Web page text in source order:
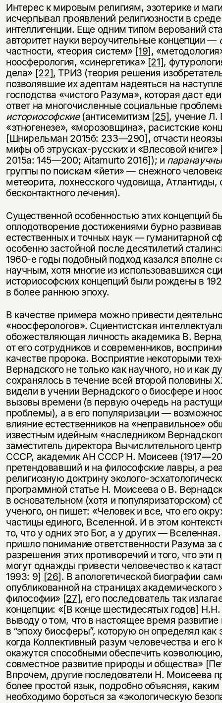
Интерес к мировым религиям, эзотерике и
исчерпывал проявлений религиозности в
интеллигенции. Еще одним типом верований
авторитет науки вероучительные концепции —
частности, «теория систем» [19],
ноосферология, «синергетика» [21],
дела» [22], ТРИЗ (теория решения
позволявшие их адептам надеяться на
господства «чистого Разума», которая даст
ответ на многочисленные социальные
историософские(антисемитизм [25], учение Л.
«этногенезе», «морозовщина», расистские
[Шнирельман 2015б: 233—290], отчасти
мифы об этрусках-русских и «Влесовой
2015а: 145—200; Aitamurto 2016]); и
группы по поискам «йети» — снежного
метеорита, лохнесского чудовища, Атлантиды,
бесконтактного лечения).
Существенной особенностью этих концепций
оплодотворение достижениями бурно
естественных и точных наук — гуманитарной
особенно застойной после десятилетий
1960-е годы подобный подход казался вполне
научным, хотя многие из использовавшихся
историософских концепций были рождены в
в более раннюю эпоху.
В качестве примера можно привести
«ноосферологов». Сциентистская
обожествляющая личность академика В.
от его сотрудников и современников,
качестве пророка. Восприятие некоторыми
Вернадского не только как научного, но и как
сохранялось в течение всей второй половины
видели в учении Вернадского о биосфере и
вызовы времени (в первую очередь на
проблемы), а в его популяризации —
влияние естественников на «неправильное»
известным идейным «наследником
заместитель директора Вычислительного
СССР, академик АН СССР Н. Моисеев
претендовавший и на философские лавры, а
религиозную доктрину эколого-
программной статье Н. Моисеева о В.
в основательном (хотя и популяризаторском)
ученого, он пишет: «Человек и все, что его
частицы единого, Вселенной. И в этом
то, что у одних это Бог, а у других —
пришло понимание ответственности Разума за
разрешения этих противоречий и того, что эти
могут однажды привести человечество к
1993: 9] [26]. В апологетической биографии
опубликованной на страницах
философии» [27], его последователь так
концепции: «[В конце шестидесятых годов]
выводу о том, что в настоящее время
в “эпоху биосферы”, которую он определял как
когда Коллективный разум человечества и его
окажутся способными обеспечить
совместное развитие природы и общества»
Впрочем, другие последователи Н. Моисеева
более простой язык, подробно объясняя,
необходимо бороться за «экологическую